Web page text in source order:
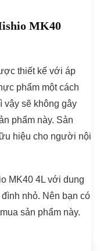
MK40
thiết kế với áp
phẩm một cách
vậy sẽ không gây
phẩm này. Sản
hiệu cho người nội
MK40 4L với dung
nhỏ. Nên bạn có
sản phẩm này.